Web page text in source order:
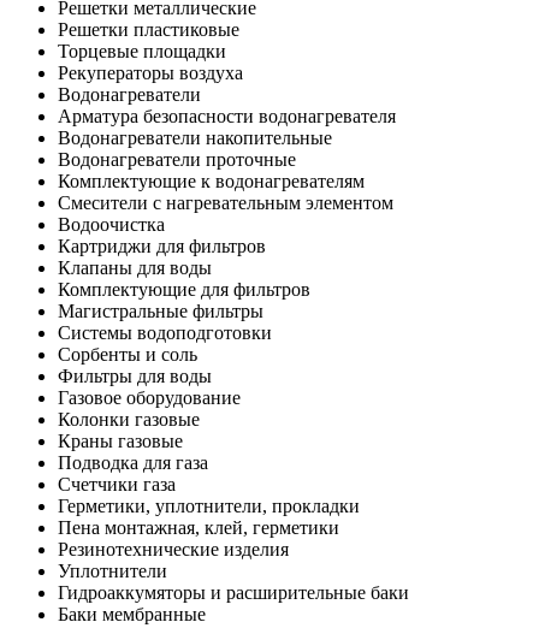
Решетки металлические
Решетки пластиковые
Торцевые площадки
Рекуператоры воздуха
Водонагреватели
Арматура безопасности водонагревателя
Водонагреватели накопительные
Водонагреватели проточные
Комплектующие к водонагревателям
Смесители с нагревательным элементом
Водоочистка
Картриджи для фильтров
Клапаны для воды
Комплектующие для фильтров
Магистральные фильтры
Системы водоподготовки
Сорбенты и соль
Фильтры для воды
Газовое оборудование
Колонки газовые
Краны газовые
Подводка для газа
Счетчики газа
Герметики, уплотнители, прокладки
Пена монтажная, клей, герметики
Резинотехнические изделия
Уплотнители
Гидроаккумяторы и расширительные баки
Баки мембранные